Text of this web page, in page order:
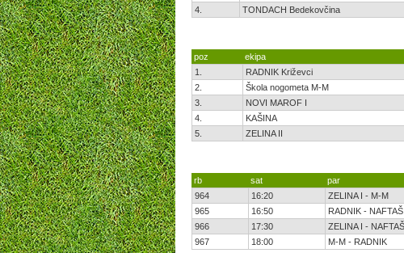
4.
TONDACH Bedekovčina
poz ekipa
1.
RADNIK Križevci
2.
Škola nogometa M-M
3.
NOVI MAROF I
4.
KAŠINA
5.
ZELINA II
rb sat par
964
16:20 ZELINA I - M-M
965
16:50 RADNIK -
966
17:30 ZELINA I -
967
18:00 M-M - RADNIK